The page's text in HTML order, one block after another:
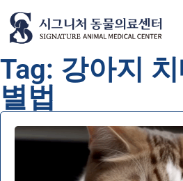
Tag: 강아지
별법